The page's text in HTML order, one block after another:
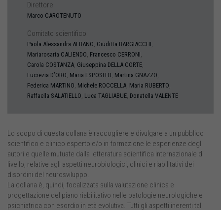
Direttore
Marco CAROTENUTO
Comitato scientifico
Paola Alessandra ALBANO, Giuditta BARGIACCHI,
Mariarosaria CALIENDO, Francesco CERRONI,
Carola COSTANZA, Giuseppina DELLA CORTE,
Lucrezia D’ORO, Maria ESPOSITO, Martina GNAZZO,
Federica MARTINO, Michele ROCCELLA, Maria RUBERTO,
Raffaella SALATIELLO, Luca TAGLIABUE, Donatella VALENTE
Lo scopo di questa collana è raccogliere e divulgare a un pubblico
scientifico e clinico esperto e/o in formazione le esperienze degli
autori e quelle mutuate dalla letteratura scientifica internazionale di
livello, relative agli aspetti neurobiologici, clinici e riabilitativi dei
disordini del neurosviluppo.
La collana è, quindi, focalizzata sulla valutazione clinica e
progettazione del piano riabilitativo nelle patologie neurologiche e
psichiatrica con esordio in età evolutiva. Tutti gli aspetti inerenti tali